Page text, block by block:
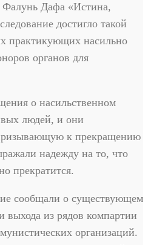
Фалунь Дафа «Истина,
достигло такой
практикующих насильно
органов для
о насильственном
людей, и они
к прекращению
надежду на то, что
прекратится.
сообщали о существующем
выхода из рядов компартии
организаций.